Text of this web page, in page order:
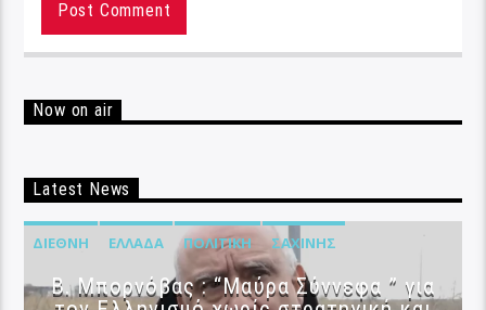
Now on air
Latest News
ΔΙΕΘΝΉ ΕΛΛΆΔΑ ΠΟΛΙΤΙΚΉ ΣΑΧΊΝΗΣ
B. Μπορνόβας : “Μαύρα Σύννεφα ” για